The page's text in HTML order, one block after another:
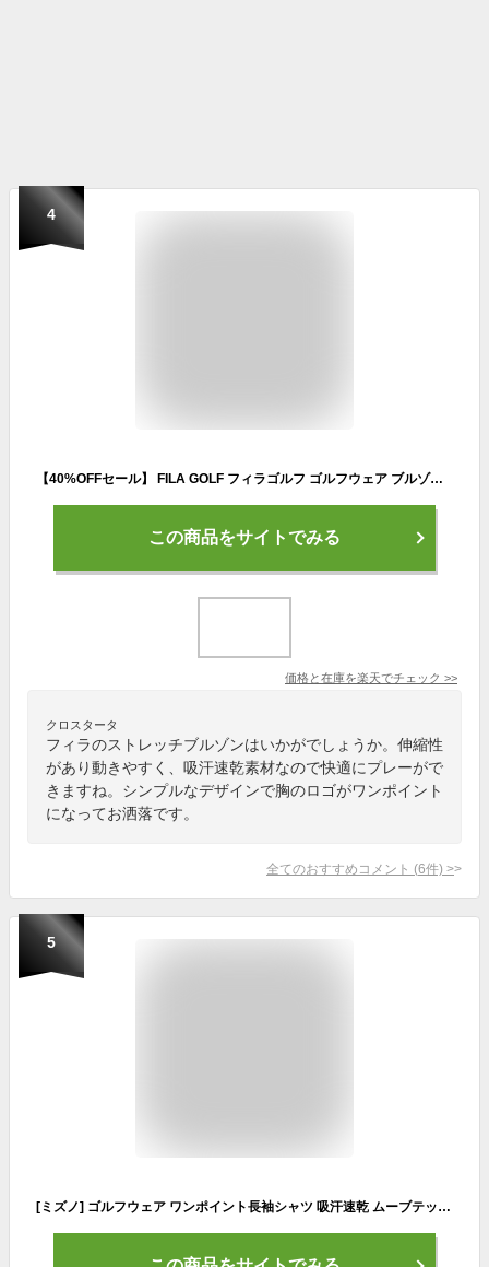
4
【40%OFFセール】 FILA GOLF フィラゴルフ ゴルフウェア ブルゾン メンズ ブランド 秋 冬 薄手 あったか 保温 防寒 ジップアップ ハイネック ジャケット アウター ストレッチ 伸縮性 吸汗速乾 ドライ UVカット 撥水 胸ポケット M L LL 3L ゆったり 大きいサイズ スポーツ
この商品をサイトでみる
価格と在庫を楽天でチェック >>
クロスタータ
フィラのストレッチブルゾンはいかがでしょうか。伸縮性
があり動きやすく、吸汗速乾素材なので快適にプレーがで
きますね。シンプルなデザインで胸のロゴがワンポイント
になってお洒落です。
全てのおすすめコメント (6件) >
5
[ミズノ] ゴルフウェア ワンポイント長袖シャツ 吸汗速乾 ムーブテック 動きやすい E2MA1522 メンズ ホワイト XL